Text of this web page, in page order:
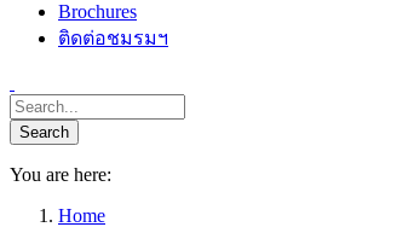
Brochures
ติดต่อชมรมฯ
You are here:
Home